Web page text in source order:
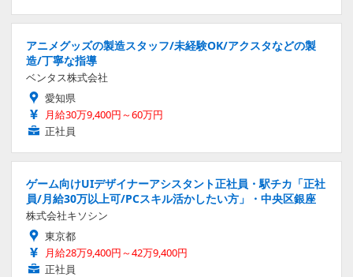
アニメグッズの製造スタッフ/未経験OK/アクスタなどの製
造/丁寧な指導
ベンタス株式会社
愛知県
月給30万9,400円～60万円
正社員
ゲーム向けUIデザイナーアシスタント正社員・駅チカ「正社
員/月給30万以上可/PCスキル活かしたい方」・中央区銀座
株式会社キソシン
東京都
月給28万9,400円～42万9,400円
正社員